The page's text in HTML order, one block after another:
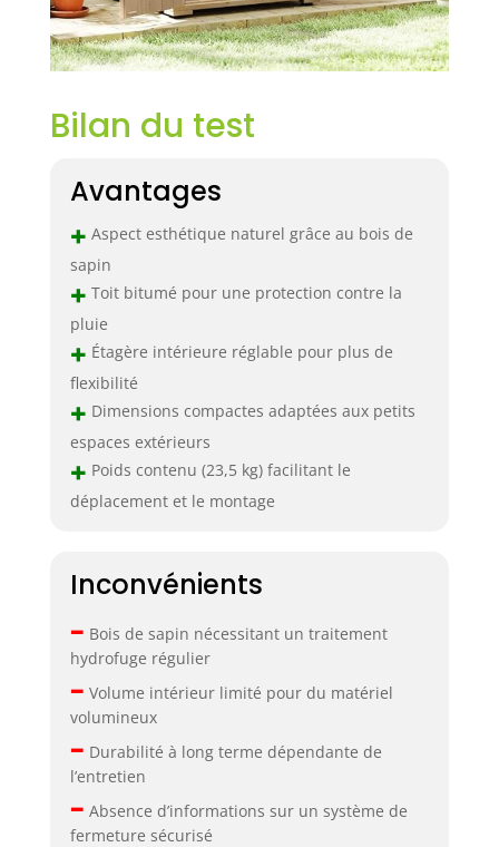
Bilan du test
Avantages
+ Aspect esthétique naturel grâce au bois de
sapin
+ Toit bitumé pour une protection contre la
pluie
+ Étagère intérieure réglable pour plus de
flexibilité
+ Dimensions compactes adaptées aux petits
espaces extérieurs
+ Poids contenu (23,5 kg) facilitant le
déplacement et le montage
Inconvénients
– Bois de sapin nécessitant un traitement
hydrofuge régulier
– Volume intérieur limité pour du matériel
volumineux
– Durabilité à long terme dépendante de
l’entretien
– Absence d’informations sur un système de
fermeture sécurisé